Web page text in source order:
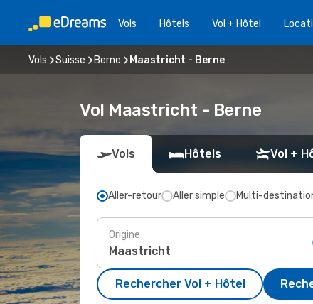
Vols Hôtels Vol + Hôtel
Vols Suisse Berne Maastricht - Berne
Vol Maastricht - Berne
Vols Hôtels Vol +
Aller-retour Aller simple Multi-
Origine
Rechercher Vol + Hôtel